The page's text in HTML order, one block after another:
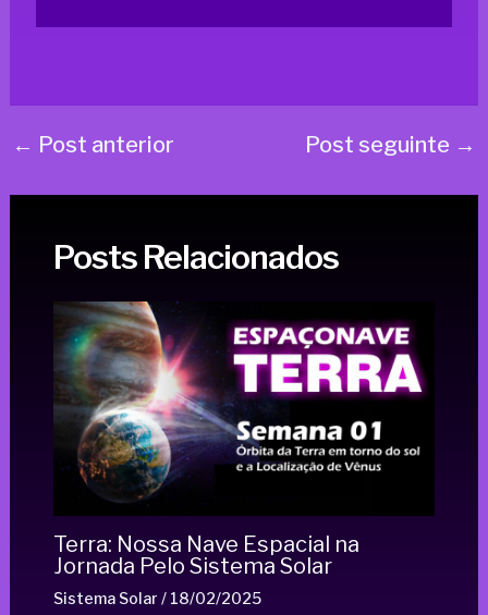
← Post anterior Post seguinte →
Posts Relacionados
Terra: Nossa Nave Espacial na
Jornada Pelo Sistema Solar
Sistema Solar / 18/02/2025